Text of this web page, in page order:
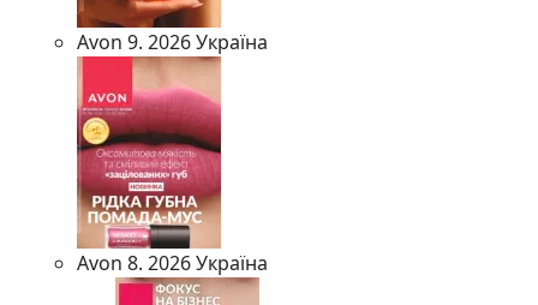
Avon 9. 2026 Україна
Avon 8. 2026 Україна